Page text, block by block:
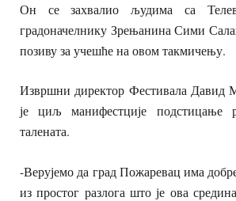
Он се захвалио људима са
градоначелнику Зрењанина Сими
позиву за учешће на овом такмичењу.
Извршни директор Фестивала Давид
је циљ манифестције подстицање
талената.
-Верујемо да град Пожаревац има
из простог разлога што је ова